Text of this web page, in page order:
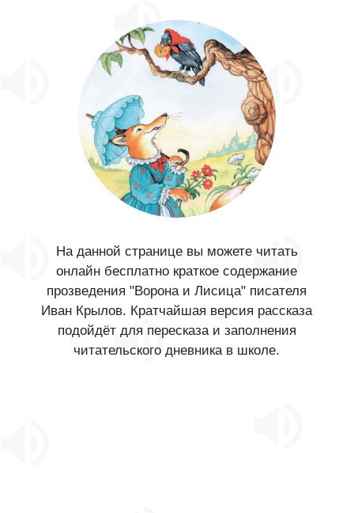
На данной странице вы можете читать
онлайн бесплатно краткое содержание
прозведения "Ворона и Лисица" писателя
Иван Крылов. Кратчайшая версия рассказа
подойдёт для пересказа и заполнения
читательского дневника в школе.